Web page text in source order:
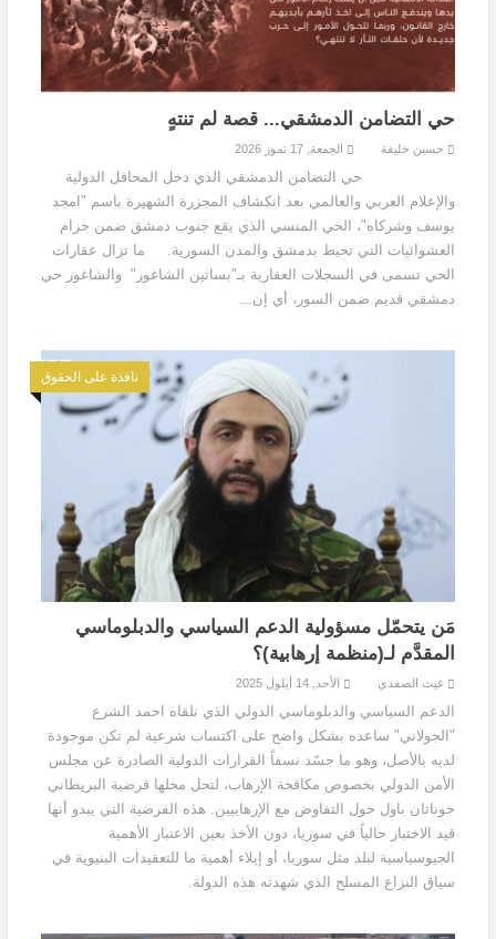
حي التضامن الدمشقي... قصة لم تنتهٍ
حسين خليفة الجمعة, 17 تموز 2026
حي التضامن الدمشقي الذي دخل المحافل الدولية
والإعلام العربي والعالمي بعد انكشاف المجزرة الشهيرة باسم "امجد
يوسف وشركاه"، الحي المنسي الذي يقع جنوب دمشق ضمن حزام
العشوائيات التي تحيط بدمشق والمدن السورية. ما تزال عقارات
الحي تسمى في السجلات العقارية بـ"بساتين الشاغور" والشاغور حي
دمشقي قديم ضمن السور، أي إن...
نافذة على الحقوق
مَن يتحمّل مسؤولية الدعم السياسي والدبلوماسي
المقدَّم لـ(منظمة إرهابية)؟
غيث الصفدي الأحد, 14 أيلول 2025
الدعم السياسي والدبلوماسي الدولي الذي تلقاه احمد الشرع
"الجولاني" ساعده بشكل واضح على اكتساب شرعية لم تكن موجودة
لديه بالأصل، وهو ما جسّد نسفاً القرارات الدولية الصادرة عن مجلس
الأمن الدولي بخصوص مكافحة الإرهاب، لتحل محلها فرضية البريطاني
جوناثان باول حول التفاوض مع الإرهابيين. هذه الفرضية التي يبدو أنها
قيد الاختبار حالياً في سوريا، دون الأخذ بعين الاعتبار الأهمية
الجيوسياسية لبلد مثل سوريا، أو إيلاء أهمية ما للتعقيدات البنيوية في
سياق النزاع المسلح الذي شهدته هذه الدولة.